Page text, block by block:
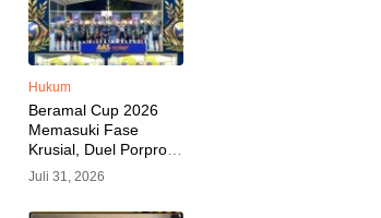
Hukum
Beramal Cup 2026
Memasuki Fase
Krusial, Duel Porprov
Bone vs Trikora Wajo
Jadi Sorotan Malam
Ini
Juli 31, 2026